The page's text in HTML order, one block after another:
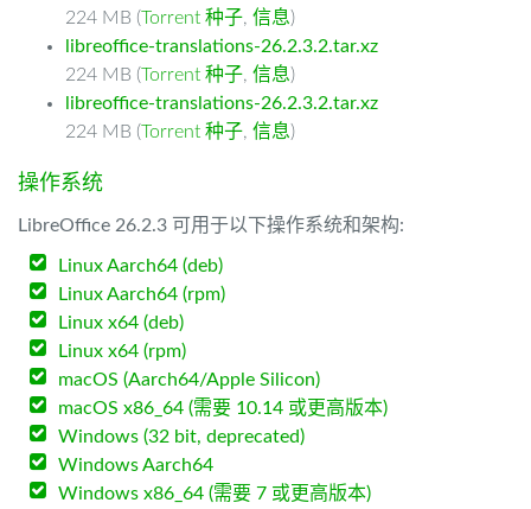
224 MB (Torrent 种子, 信息)
libreoffice-translations-26.2.3.2.tar.xz
224 MB (Torrent 种子, 信息)
libreoffice-translations-26.2.3.2.tar.xz
224 MB (Torrent 种子, 信息)
操作系统
LibreOffice 26.2.3 可用于以下操作系统和架构:
Linux Aarch64 (deb)
Linux Aarch64 (rpm)
Linux x64 (deb)
Linux x64 (rpm)
macOS (Aarch64/Apple Silicon)
macOS x86_64 (需要 10.14 或更高版本)
Windows (32 bit, deprecated)
Windows Aarch64
Windows x86_64 (需要 7 或更高版本)